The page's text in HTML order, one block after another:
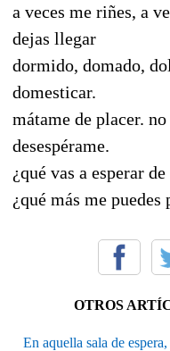
a veces me riñes, a
dejas llegar
dormido, domado,
domesticar.
mátame de placer.
desespérame.
¿qué vas a esperar
¿qué más me
OTROS
En aquella sala de